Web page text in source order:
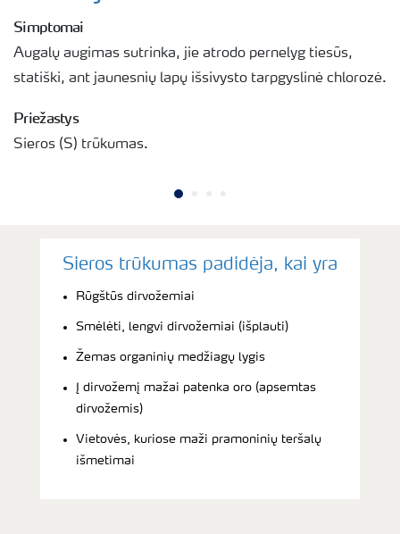
Simptomai
Augalų augimas sutrinka, jie atrodo pernelyg tiesūs,
statiški, ant jaunesnių lapų išsivysto tarpgyslinė chlorozė.
Priežastys
Sieros (S) trūkumas.
Sieros trūkumas padidėja, kai yra
Rūgštūs dirvožemiai
Smėlėti, lengvi dirvožemiai (išplauti)
Žemas organinių medžiagų lygis
Į dirvožemį mažai patenka oro (apsemtas
dirvožemis)
Vietovės, kuriose maži pramoninių teršalų
išmetimai